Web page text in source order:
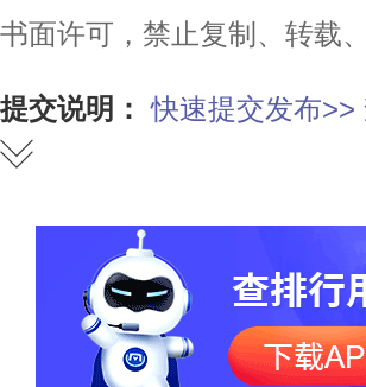
书面许可，禁止复制、转载、
提交说明： 快速提交发布>>